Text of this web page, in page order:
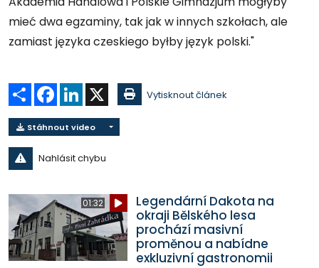
mieć dwa egzaminy, tak jak w innych szkołach, ale
zamiast języka czeskiego byłby język polski."
Sdílet Facebook
LinkedIn Vytisknout článek
Stáhnout video
Nahlásit chybu
01:32
Legendární Dakota na
okraji Bělského lesa
prochází masivní
proměnou a nabídne
exkluzivní gastronomii